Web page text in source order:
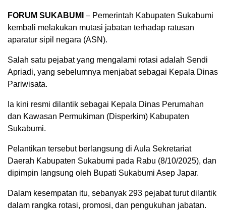
FORUM SUKABUMI – Pemerintah Kabupaten Sukabumi
kembali melakukan mutasi jabatan terhadap ratusan
aparatur sipil negara (ASN).
Salah satu pejabat yang mengalami rotasi adalah Sendi
Apriadi, yang sebelumnya menjabat sebagai Kepala Dinas
Pariwisata.
Ia kini resmi dilantik sebagai Kepala Dinas Perumahan
dan Kawasan Permukiman (Disperkim) Kabupaten
Sukabumi.
Pelantikan tersebut berlangsung di Aula Sekretariat
Daerah Kabupaten Sukabumi pada Rabu (8/10/2025), dan
dipimpin langsung oleh Bupati Sukabumi Asep Japar.
Dalam kesempatan itu, sebanyak 293 pejabat turut dilantik
dalam rangka rotasi, promosi, dan pengukuhan jabatan.